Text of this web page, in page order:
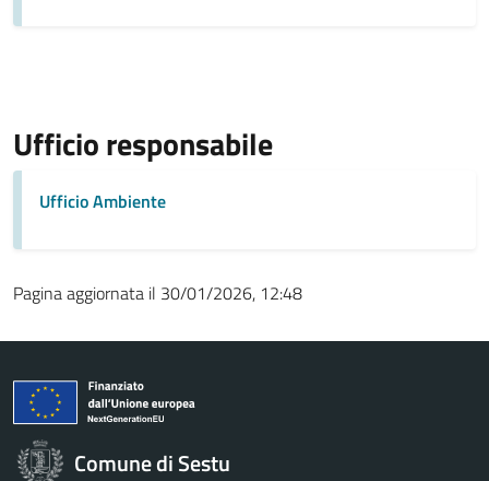
Ufficio responsabile
Ufficio Ambiente
Pagina aggiornata il 30/01/2026, 12:48
Comune di Sestu